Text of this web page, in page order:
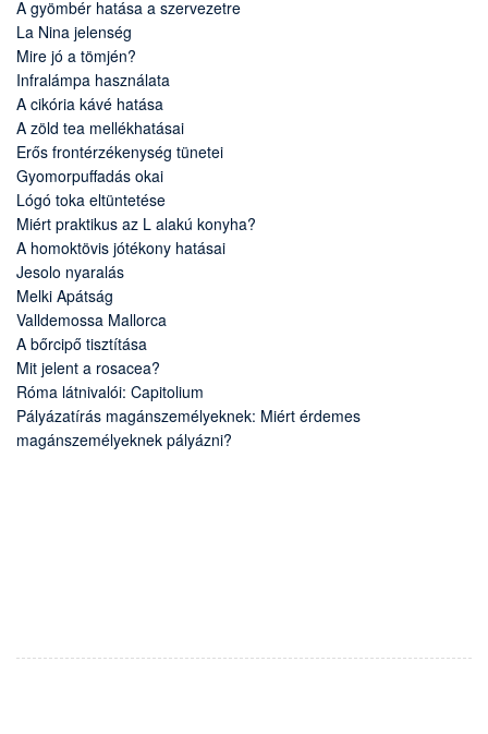
A gyömbér hatása a szervezetre
La Nina jelenség
Mire jó a tömjén?
Infralámpa használata
A cikória kávé hatása
A zöld tea mellékhatásai
Erős frontérzékenység tünetei
Gyomorpuffadás okai
Lógó toka eltüntetése
Miért praktikus az L alakú konyha?
A homoktövis jótékony hatásai
Jesolo nyaralás
Melki Apátság
Valldemossa Mallorca
A bőrcipő tisztítása
Mit jelent a rosacea?
Róma látnivalói: Capitolium
Pályázatírás magánszemélyeknek: Miért érdemes
magánszemélyeknek pályázni?